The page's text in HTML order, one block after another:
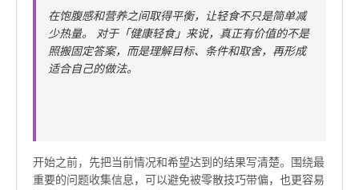
在饱腹感和营养之间取得平衡，让轻食不只是简单减
少热量。 对于「健康轻食」来说，真正有价值的不是
照搬固定答案，而是理解目标、条件和取舍，再形成
适合自己的做法。
开始之前，先把当前情况和希望达到的结果写清楚。围绕最
重要的问题收集信息，可以避免被零散技巧带偏，也更容易